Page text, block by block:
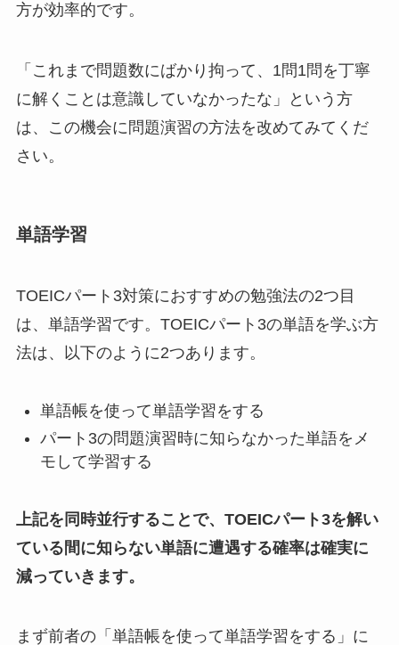
方が効率的です。
「これまで問題数にばかり拘って、1問1問を丁寧
に解くことは意識していなかったな」という方
は、この機会に問題演習の方法を改めてみてくだ
さい。
単語学習
TOEICパート3対策におすすめの勉強法の2つ目
は、単語学習です。TOEICパート3の単語を学ぶ方
法は、以下のように2つあります。
単語帳を使って単語学習をする
パート3の問題演習時に知らなかった単語をメ
モして学習する
上記を同時並行することで、TOEICパート3を解い
ている間に知らない単語に遭遇する確率は確実に
減っていきます。
まず前者の「単語帳を使って単語学習をする」に